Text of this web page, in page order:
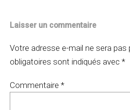
Laisser un commentaire
Votre adresse e-mail ne sera pas
obligatoires sont indiqués avec *
Commentaire *